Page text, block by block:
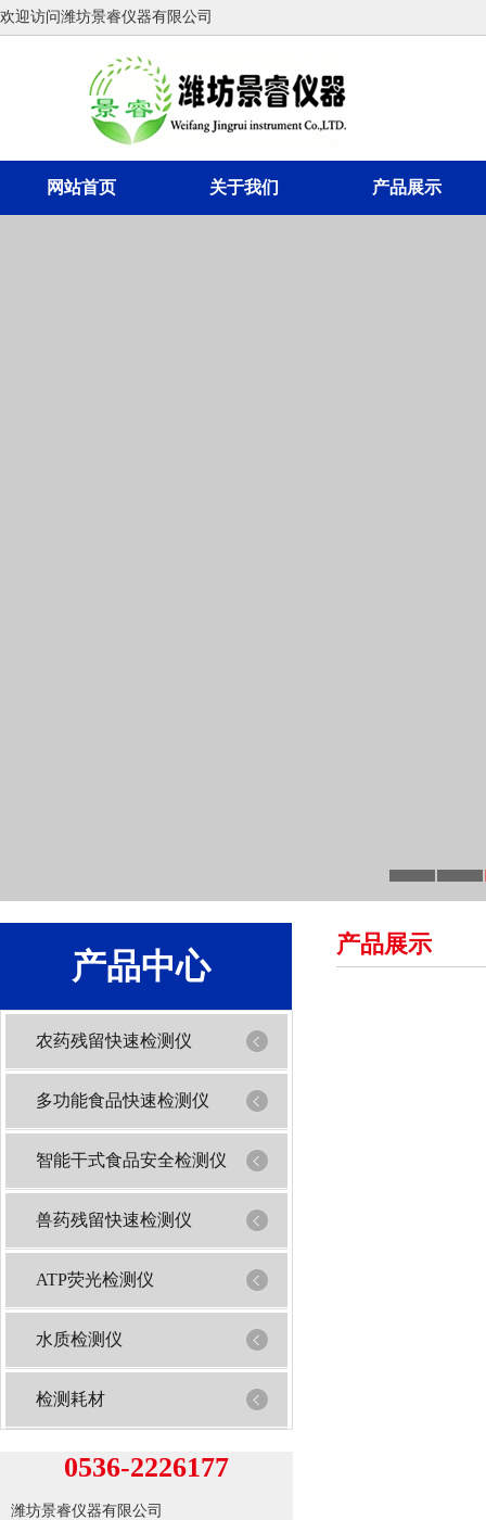
欢迎访问潍坊景睿仪器有限公司
网站首页 关于我们 产品展示
产品中心
农药残留快速检测仪
多功能食品快速检测仪
智能干式食品安全检测仪
兽药残留快速检测仪
ATP荧光检测仪
水质检测仪
检测耗材
0536-2226177
潍坊景睿仪器有限公司
产品展示